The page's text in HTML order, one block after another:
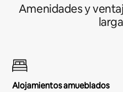
Amenidades y
Alojamientos amueblados